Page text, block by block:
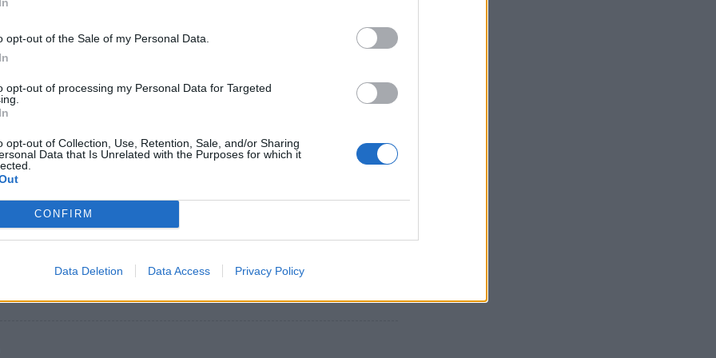
opt-out of the Sale of my Personal Data.
opt-out of processing my Personal Data for Targeted
opt-out of Collection, Use, Retention, Sale, and/or Sharing
Data that Is Unrelated with the Purposes for which it
CONFIRM
Data Deletion Data Access Privacy Policy
Πελοποννήσου ζήτησε βουλευτής στη Βουλή
2022 21:10
του Πανεπιστημίου Πελοποννήσου στη
κατηγορείται για σεξουαλική παρενόχληση!
στο ΤΟΔΑ Πελοποννήσου στη Σπάρτη, που αν
οι καταγγελίες, είναι ένα επικίνδυνο κάθαρμα και μια
φοιτήτρια που αντιστάθηκε στις ορέξεις του… Η Σπάρτη
από την…